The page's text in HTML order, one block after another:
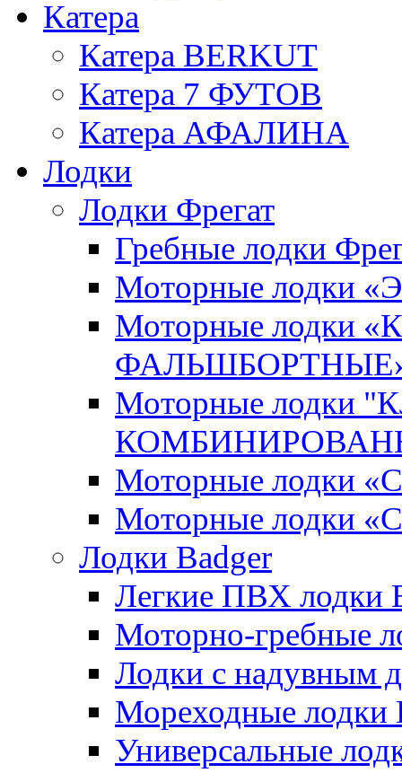
Катера
Катера BERKUT
Катера 7 ФУТОВ
Катера АФАЛИНА
Лодки
Лодки Фрегат
Гребные лодки
Моторные лодки
Моторные лодки
Моторные лодки
Моторные
Моторные лодки
Лодки Badger
Легкие ПВХ лодки
Моторно-гребные
Лодки с надувным
Мореходные лодки
Универсальные